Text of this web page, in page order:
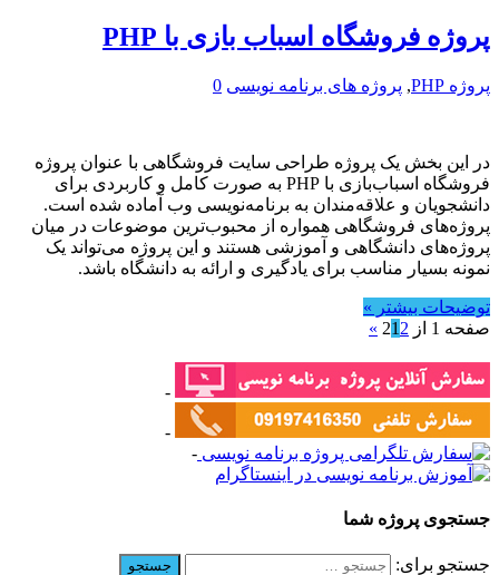
پروژه فروشگاه اسباب بازی با PHP
پروژه PHP , پروژه های برنامه نویسی 0
در این بخش یک پروژه طراحی سایت فروشگاهی با عنوان پروژه
فروشگاه اسباب‌بازی با PHP به صورت کامل و کاربردی برای
دانشجویان و علاقه‌مندان به برنامه‌نویسی وب آماده شده است.
پروژه‌های فروشگاهی همواره از محبوب‌ترین موضوعات در میان
پروژه‌های دانشگاهی و آموزشی هستند و این پروژه می‌تواند یک
نمونه بسیار مناسب برای یادگیری و ارائه به دانشگاه باشد.
توضیحات بیشتر »
صفحه 1 از 2
1 2
»
-
-
-
جستجوی پروژه شما
جستجو برای: